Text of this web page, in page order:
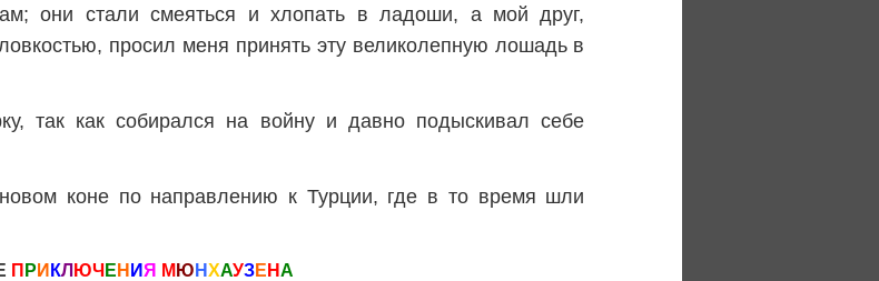
они стали смеяться и хлопать в ладоши, а мой друг,
просил меня принять эту великолепную лошадь в
так как собирался на войну и давно подыскивал себе
коне по направлению к Турции, где в то время шли
П Р И КЛ ЮЧ Е Н ИЯ М Ю НХАУЗЕ НА